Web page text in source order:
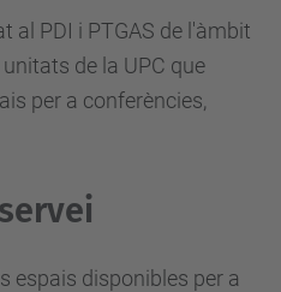
al PDI i PTGAS de l'àmbit
de la UPC que
per a conferències,
espais disponibles per a